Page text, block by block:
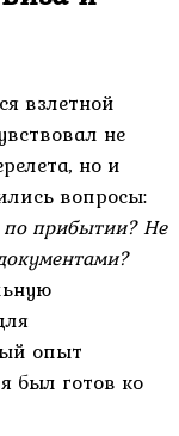
взлетной
не
но и
вопросы:
по прибытии? Не
опыт
был готов ко